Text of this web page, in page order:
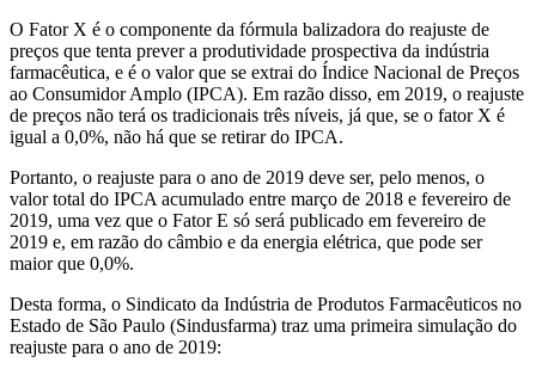
O Fator X é o componente da fórmula balizadora do reajuste de
preços que tenta prever a produtividade prospectiva da indústria
farmacêutica, e é o valor que se extrai do Índice Nacional de Preços
ao Consumidor Amplo (IPCA). Em razão disso, em 2019, o reajuste
de preços não terá os tradicionais três níveis, já que, se o fator X é
igual a 0,0%, não há que se retirar do IPCA.
Portanto, o reajuste para o ano de 2019 deve ser, pelo menos, o
valor total do IPCA acumulado entre março de 2018 e fevereiro de
2019, uma vez que o Fator E só será publicado em fevereiro de
2019 e, em razão do câmbio e da energia elétrica, que pode ser
maior que 0,0%.
Desta forma, o Sindicato da Indústria de Produtos Farmacêuticos no
Estado de São Paulo (Sindusfarma) traz uma primeira simulação do
reajuste para o ano de 2019: